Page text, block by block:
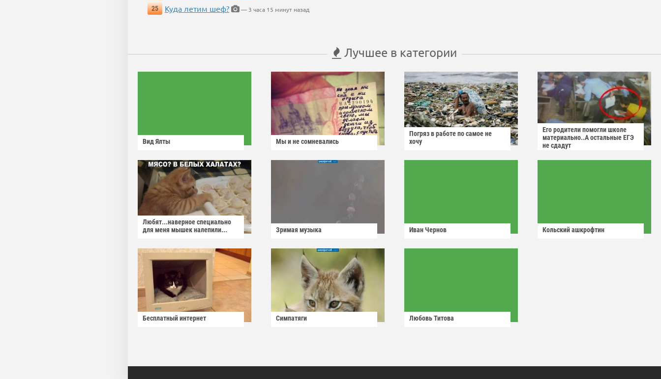
25
Куда летим шеф? — 3 часа 15 минут назад
Лучшее в категории
Вид Ялты Мы и не сомневались
Погряз в работе по самое не
хочу
Его родители помогли школе
материально..А остальные ЕГЭ
не сдадут
Любят...наверное специально
для меня мышек налепили...
Зримая музыка Иван Чернов Кольский ашкрофтин
Бесплатный интернет Симпатяги Любовь Титова